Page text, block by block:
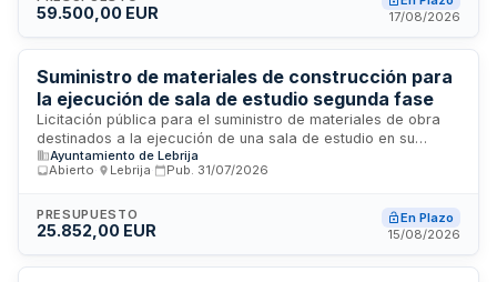
contrato según la Ley de Contratos del Sector Público y
59.500,00 EUR
17/08/2026
Suministro de materiales de construcción para
la ejecución de sala de estudio segunda fase
Licitación pública para el suministro de materiales de obra
destinados a la ejecución de una sala de estudio en su
segunda fase. El suministro comprende aceros, ladrillos,
material auxiliar de estructuras y material auxiliar de
especificaciones técnicas establecidas en el pliego de
prescripciones técnicas, siendo responsable del suministro
contrato.
Ayuntamiento de Lebrija
Abierto
Lebrija Pub. 31/07/2026
PRESUPUESTO
25.852,00 EUR
En Plazo
15/08/2026